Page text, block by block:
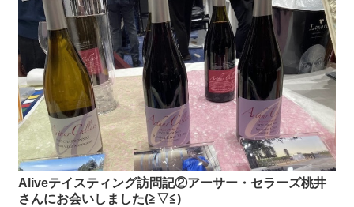
Aliveテイスティング訪問記②アーサー・セラーズ桃井
さんにお会いしました(≧▽≦)